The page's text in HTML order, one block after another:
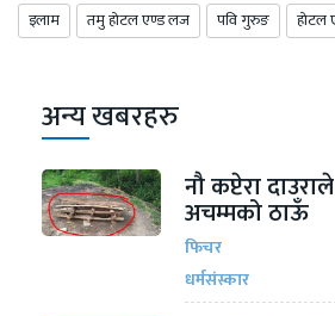
इलाम तमु हाेटल एण्ड लज पवि गुरुङ हाेटल
अन्य खबरहरु
नौ कप्टेरा
अचम्मको ठाऊँ
फिचर
धर्मसंस्कार